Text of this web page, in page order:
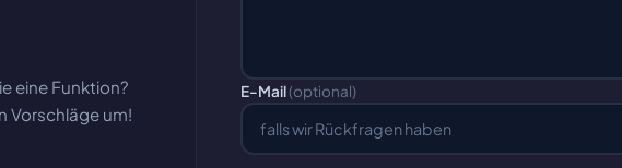
eine Funktion?
Vorschläge um!
E-Mail(optional)